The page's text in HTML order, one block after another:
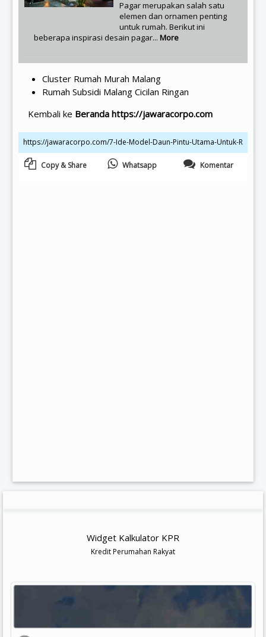
Pagar merupakan salah satu
elemen dan ornamen penting
untuk rumah. Berikut ini
beberapa inspirasi desain pagar... More
Cluster Rumah Murah Malang
Rumah Subsidi Malang Cicilan Ringan
Kembali ke Beranda https://jawaracorpo.com
Copy & Share Whatsapp Komentar
Widget Kalkulator KPR
Kredit Perumahan Rakyat